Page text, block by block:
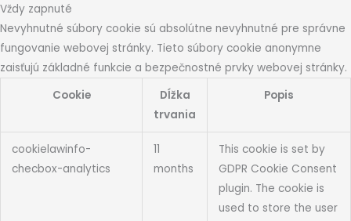
Vždy zapnuté
Nevyhnutné súbory cookie sú absolútne nevyhnutné pre správne
fungovanie webovej stránky. Tieto súbory cookie anonymne
zaisťujú základné funkcie a bezpečnostné prvky webovej stránky.
Cookie
Dĺžka
trvania
Popis
cookielawinfo-
checbox-analytics
11
months
This cookie is set by
GDPR Cookie Consent
plugin. The cookie is
used to store the user